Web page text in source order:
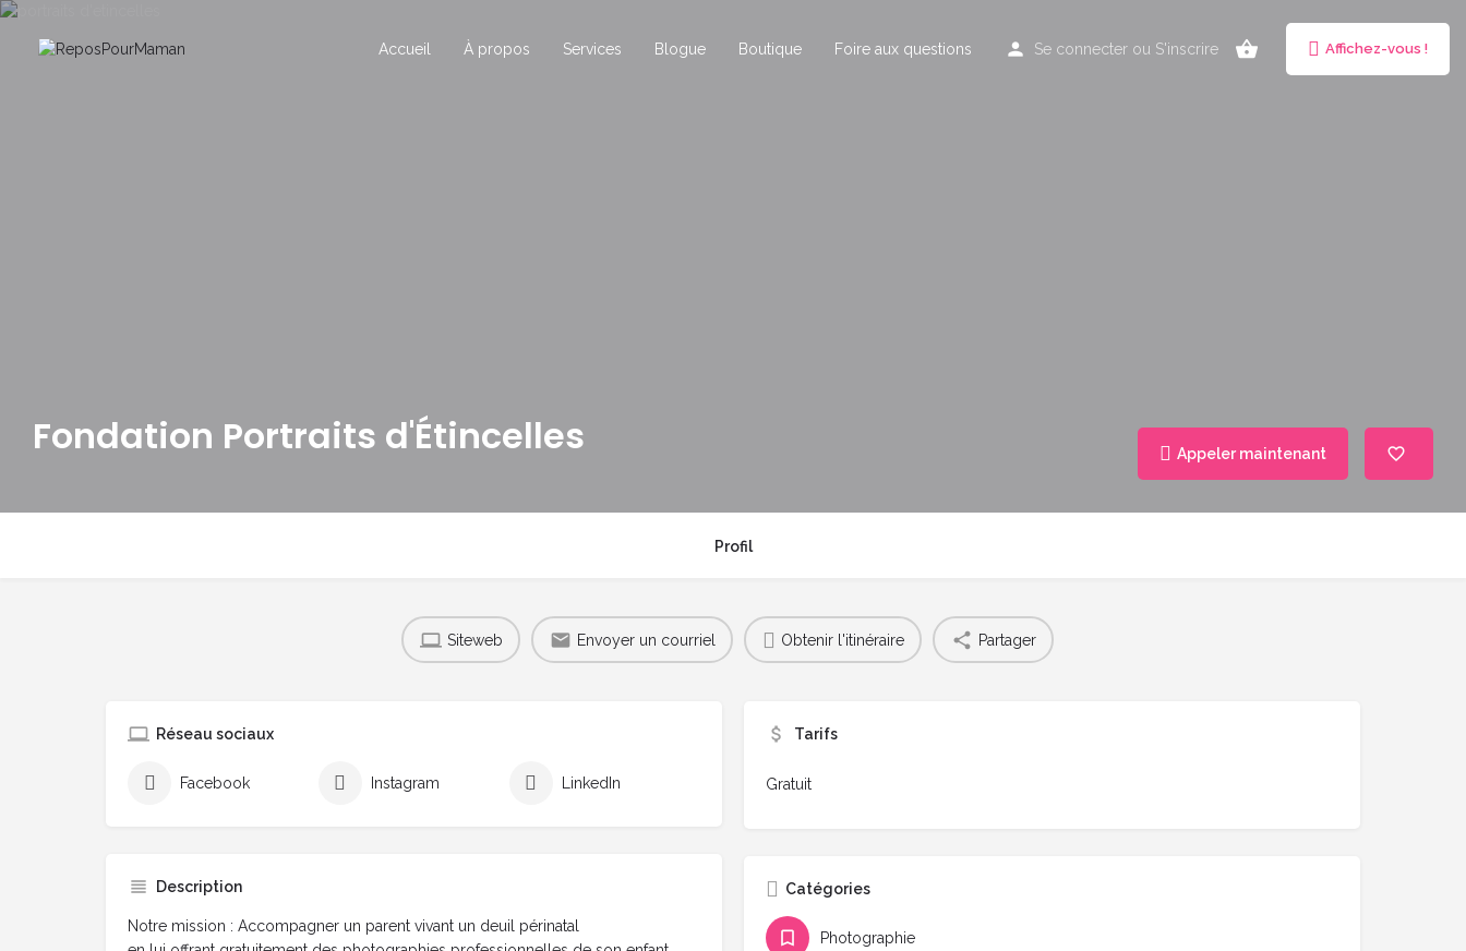
Accueil À propos Services Blogue Boutique Foire aux questions Se connecter ou S'inscrire Affichez-vous !
Fondation Portraits d'Étincelles Appeler maintenant
Profil
Siteweb Envoyer un courriel Obtenir l'itinéraire Partager
Réseau sociaux
Facebook Instagram LinkedIn
Description
Notre mission : Accompagner un parent vivant un deuil périnatal
Tarifs
Gratuit
Catégories
Photographie